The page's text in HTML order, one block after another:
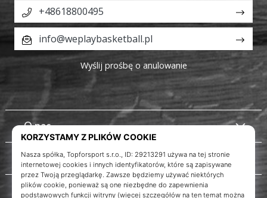
O nas
Obsługa klienta
+48618800495
info@weplaybasketball.pl
Wyślij prośbę o anulowanie